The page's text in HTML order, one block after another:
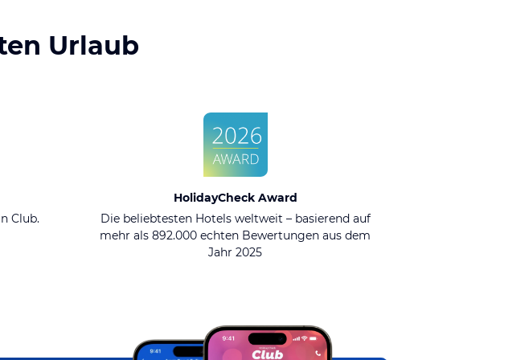
Urlaub
Club.
HolidayCheck Award
Die beliebtesten Hotels weltweit – basierend auf
mehr als 892.000 echten Bewertungen aus dem
Jahr 2025